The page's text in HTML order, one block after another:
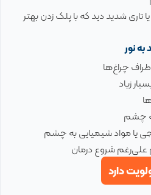
تاری شدید دید که با پلک زدن بهتر
نور
چراغ‌ها
زیاد
چشم
یا مواد شیمیایی به چشم
علی‌رغم شروع درمان
دارد